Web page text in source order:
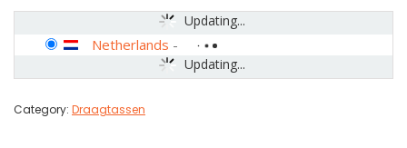
Updating...
Updating...
Netherlands -
Category: Draagtassen